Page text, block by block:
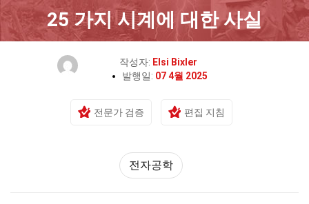
25 가지 시계에 대한 사실
작성자: Elsi Bixler
발행일: 07 4월 2025
전문가 검증 편집 지침
전자공학